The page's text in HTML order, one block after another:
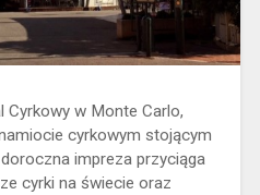
Cyrkowy w Monte Carlo,
cyrkowym stojącym
impreza przyciąga
cyrki na świecie oraz